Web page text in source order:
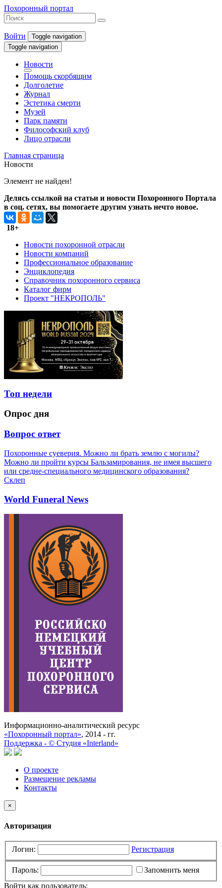
Похоронный портал
Войти
Toggle navigation
Toggle navigation
Новости
Помощь скорбящим
Долголетие
Журнал
Эстетика смерти
Музей
Парк памяти
Философский клуб
Лицо отрасли
Главная страница
Новости
Элемент не найден!
Делясь ссылкой на статьи и новости Похоронного Портала
в соц. сетях, вы помогаете другим узнать нечто новое.
18+
Новости похоронной отрасли
Новости компаний
Профессиональное образование
Энциклопедия
Справочник похоронного сервиса
Каталог фирм
Проект "НЕКРОПОЛЬ"
Топ недели
Опрос дня
Вопрос ответ
Похоронные суеверия. Можно ли брать землю с могилы?
Можно ли пройти курсы Бальзамирования, не имея высшего
или средне-специального медицинского образования?
Склеп
World Funeral News
Информационно-аналитический ресурс
«Похоронный портал», 2014 - гг.
Поддержка - © Cтудия «Interland»
О проекте
Размещение рекламы
Контакты
×
Авторизация
Логин: Регистрация
Пароль:
Запомнить меня
Войти как пользователь: